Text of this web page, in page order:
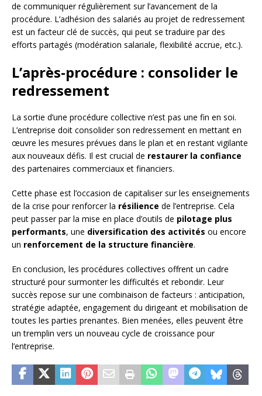
de communiquer régulièrement sur l’avancement de la
procédure. L’adhésion des salariés au projet de redressement
est un facteur clé de succès, qui peut se traduire par des
efforts partagés (modération salariale, flexibilité accrue, etc.).
L’après-procédure : consolider le
redressement
La sortie d’une procédure collective n’est pas une fin en soi.
L’entreprise doit consolider son redressement en mettant en
œuvre les mesures prévues dans le plan et en restant vigilante
aux nouveaux défis. Il est crucial de restaurer la confiance
des partenaires commerciaux et financiers.
Cette phase est l’occasion de capitaliser sur les enseignements
de la crise pour renforcer la résilience de l’entreprise. Cela
peut passer par la mise en place d’outils de pilotage plus
performants, une diversification des activités ou encore
un renforcement de la structure financière.
En conclusion, les procédures collectives offrent un cadre
structuré pour surmonter les difficultés et rebondir. Leur
succès repose sur une combinaison de facteurs : anticipation,
stratégie adaptée, engagement du dirigeant et mobilisation de
toutes les parties prenantes. Bien menées, elles peuvent être
un tremplin vers un nouveau cycle de croissance pour
l’entreprise.